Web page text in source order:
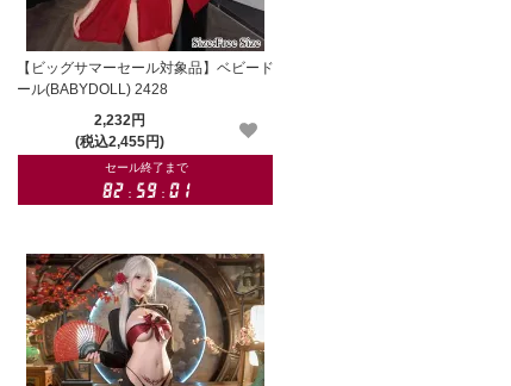
【ビッグサマーセール対象品】ベビード
ール(BABYDOLL) 2428
2,232円
(税込2,455円)